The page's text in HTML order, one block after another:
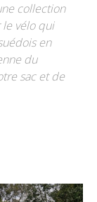
collection
vélo qui
en
du
sac et de